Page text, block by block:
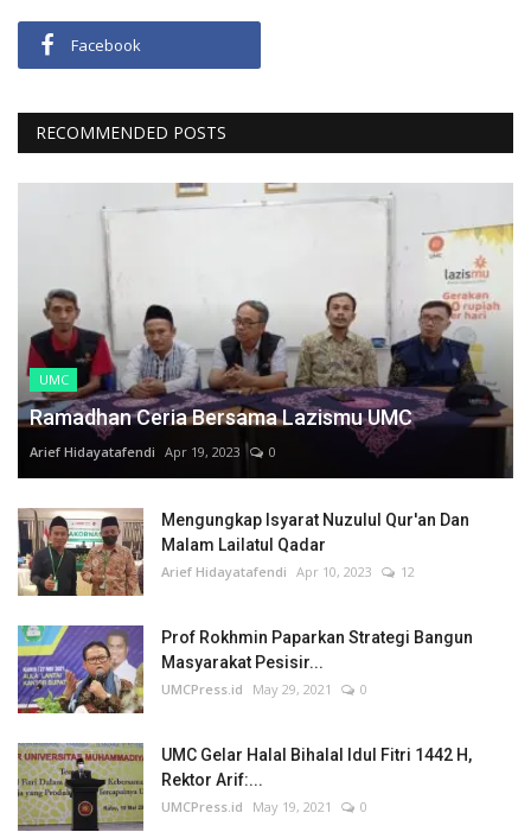
Facebook
RECOMMENDED POSTS
UMC
Ramadhan Ceria Bersama Lazismu UMC
Arief Hidayatafendi Apr 19, 2023 0
Mengungkap Isyarat Nuzulul Qur'an Dan
Malam Lailatul Qadar
Arief Hidayatafendi Apr 10, 2023 12
Prof Rokhmin Paparkan Strategi Bangun
Masyarakat Pesisir...
UMCPress.id May 29, 2021 0
UMC Gelar Halal Bihalal Idul Fitri 1442 H,
Rektor Arif:...
UMCPress.id May 19, 2021 0